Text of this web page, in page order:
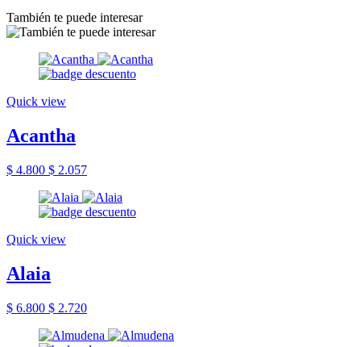
También te puede interesar
Quick view
Acantha
$ 4.800 $ 2.057
Quick view
Alaia
$ 6.800 $ 2.720